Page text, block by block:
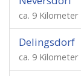
ca. 9
Delingsdorf
ca. 9